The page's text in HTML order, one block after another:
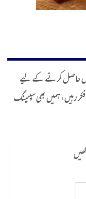
حاصل کرنے کے لیے
رہیں، ہمیں بھی سپیمنگ